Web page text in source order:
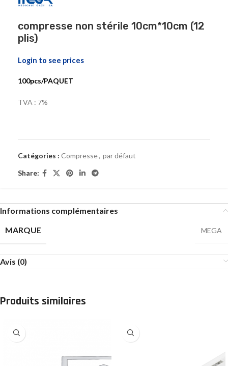
compresse non stérile 10cm*10cm (12
plis)
Login to see prices
100pcs/PAQUET
TVA : 7%
Catégories : Compresse, par défaut
Share:
Informations complémentaires
MARQUE
MEGA
Avis (0)
Produits similaires